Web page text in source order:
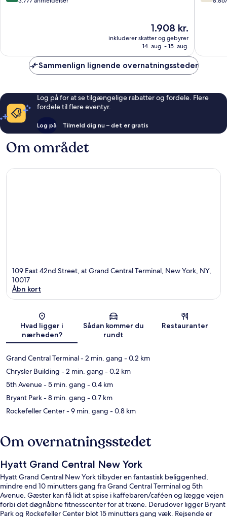
Prisen
1.908 kr.
1.908 kr.
inkluderer skatter og gebyrer
14. aug. - 15. aug.
Sammenlign lignende overnatningssteder
Log på for at se tilgængelige rabatter og fordele. Flere
fordele til flere eventyr.
Log på Tilmeld dig nu – det er gratis
Om området
109 East 42nd Street, at Grand Central Terminal, New York, NY,
10017
Åbn kort
Hvad ligger i
nærheden?
Sådan kommer du
rundt
Restauranter
Grand Central Terminal- 2 min. gang - 0.2 km
Chrysler Building - 2 min. gang - 0.2 km
5th Avenue- 5 min. gang - 0.4 km
Bryant Park- 8 min. gang - 0.7 km
Rockefeller Center- 9 min. gang - 0.8 km
Om overnatningsstedet
Hyatt Grand Central New York
Hyatt Grand Central New York tilbyder en fantastisk beliggenhed,
mindre end 10 minutters gang fra Grand Central Terminal og 5th
Avenue. Gæster kan få lidt at spise i kaffebaren/caféen og lægge vejen
forbi det døgnåbne fitnesscenter for at træne. Derudover ligger Bryant
Park og Rockefeller Center blot 15 minutters gang væk. Rejsende er